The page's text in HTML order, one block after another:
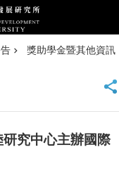
獎助學金暨其他資訊
究中心主辦國際